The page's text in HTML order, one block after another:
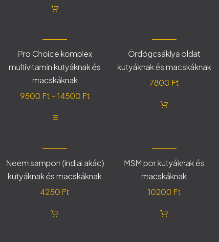
variációja
A
változatok
a
termékoldalon
választhatók
Pro Choice komplex
multivitamin kutyáknak és
macskáknak
9500 Ft –14500 FtÁrtartomány:
terméknek
variációja
van.
A
a
ki
Ördögcsáklya oldat
kutyáknak és macskáknak
7800 Ft
Neem sampon (indiai akác)
kutyáknak és macskáknak
4250 Ft
MSM por kutyáknak és
macskáknak
10200 Ft